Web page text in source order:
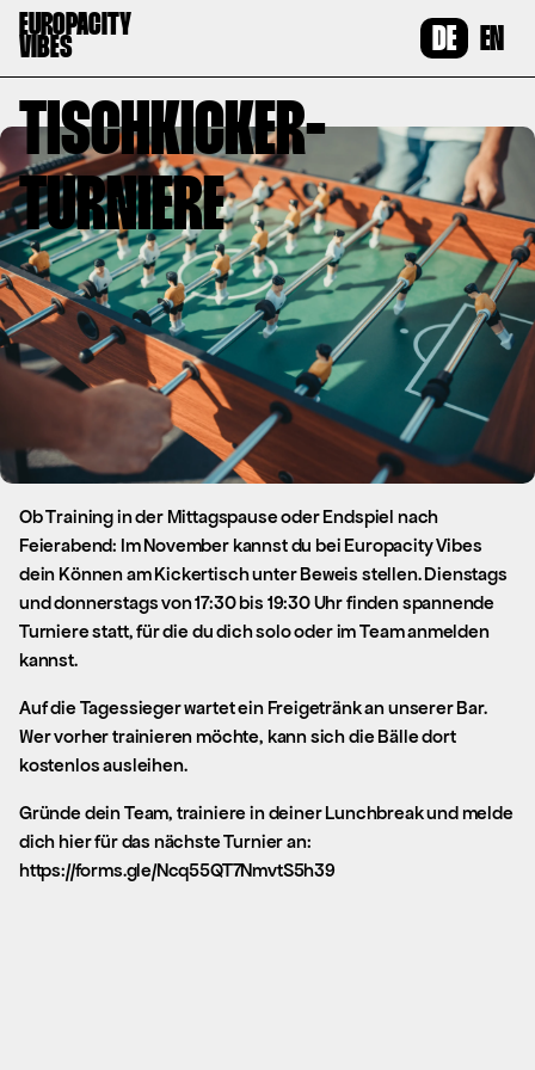
Zum
Inhalt
EUROPACITY
VIBES DE EN
TISCHKICKER-
TURNIERE
Ob Training in der Mittagspause oder Endspiel nach
Feierabend: Im November kannst du bei Europacity Vibes
dein Können am Kickertisch unter Beweis stellen. Dienstags
und donnerstags von 17:30 bis 19:30 Uhr finden spannende
Turniere statt, für die du dich solo oder im Team anmelden
kannst.
Auf die Tagessieger wartet ein Freigetränk an unserer Bar.
Wer vorher trainieren möchte, kann sich die Bälle dort
kostenlos ausleihen.
Gründe dein Team, trainiere in deiner Lunchbreak und melde
dich hier für das nächste Turnier an:
https://forms.gle/Ncq55QT7NmvtS5h39